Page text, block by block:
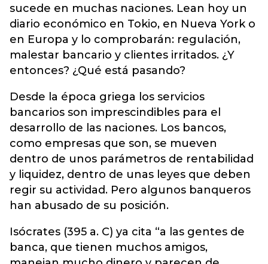
sucede en muchas naciones. Lean hoy un
diario económico en Tokio, en Nueva York o
en Europa y lo comprobarán: regulación,
malestar bancario y clientes irritados. ¿Y
entonces? ¿Qué está pasando?
Desde la época griega los servicios
bancarios son imprescindibles para el
desarrollo de las naciones. Los bancos,
como empresas que son, se mueven
dentro de unos parámetros de rentabilidad
y liquidez, dentro de unas leyes que deben
regir su actividad. Pero algunos banqueros
han abusado de su posición.
Isócrates (395 a. C) ya cita “a las gentes de
banca, que tienen muchos amigos,